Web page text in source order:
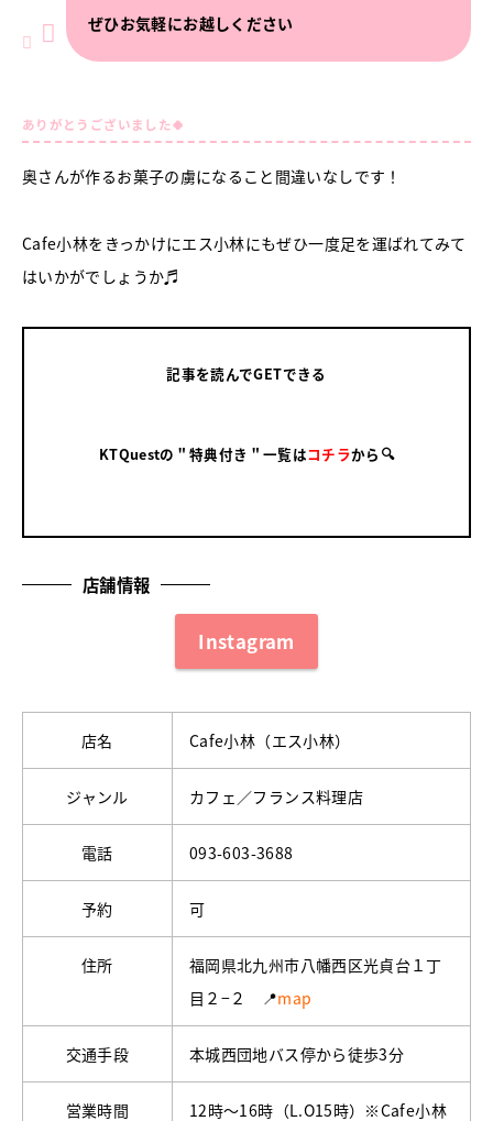
ぜひお気軽にお越しください
ありがとうございました🍀
奥さんが作るお菓子の虜になること間違いなしです！
Cafe小林をきっかけにエス小林にもぜひ一度足を運ばれてみて
はいかがでしょうか♬
記事を読んでGETできる
KTQuestの＂特典付き＂一覧はコチラから🔍
店舗情報
Instagram
店名 Cafe小林（エス小林）
ジャンル カフェ／フランス料理店
電話 093-603-3688
予約 可
住所
福岡県北九州市八幡西区光貞台１丁
目２−２ 📍map
交通手段 本城西団地バス停から徒歩3分
営業時間
12時～16時（L.O15時）※Cafe小林